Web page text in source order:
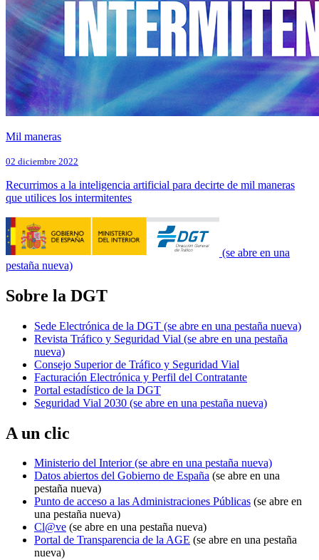
Mil maneras
02 diciembre 2022
Recurrimos a la inteligencia artificial para decirte de mil maneras
que utilices los intermitentes
(se abre en una
pestaña nueva)
Sobre la DGT
Sede Electrónica de la DGT (se abre en una pestaña nueva)
Revista Tráfico y Seguridad Vial (se abre en una pestaña
nueva)
Consejo Superior de Tráfico y Seguridad Vial
Facturación Electrónica y Perfil del Contratante
Portal estadístico de la DGT
Seguridad Vial 2030 (se abre en una pestaña nueva)
A un clic
Ministerio del Interior(se abre en una pestaña nueva)
Datos abiertos del Gobierno de España (se abre en una
pestaña nueva)
Punto de acceso a las Administraciones Públicas (se abre en
una pestaña nueva)
Cl@ve (se abre en una pestaña nueva)
Portal de Transparencia de la AGE (se abre en una pestaña
nueva)